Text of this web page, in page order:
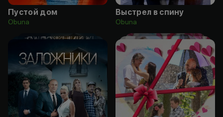
Пустой дом
Obuna
Выстрел в спину
Obuna